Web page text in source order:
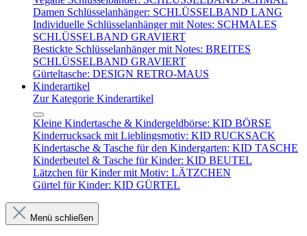
Damen Schlüsselanhänger: SCHLÜSSELBAND LANG
Individuelle Schlüsselanhänger mit Notes: SCHMALES
SCHLÜSSELBAND GRAVIERT
Bestickte Schlüsselanhänger mit Notes: BREITES
SCHLÜSSELBAND GRAVIERT
Gürteltasche: DESIGN RETRO-MAUS
Kinderartikel
Zur Kategorie Kinderartikel
Kleine Kindertasche & Kindergeldbörse: KID BÖRSE
Kinderrucksack mit Lieblingsmotiv: KID RUCKSACK
Kindertasche & Tasche für den Kindergarten: KID TASCHE
Kinderbeutel & Tasche für Kinder: KID BEUTEL
Lätzchen für Kinder mit Motiv: LÄTZCHEN
Gürtel für Kinder: KID GÜRTEL
Menü schließen